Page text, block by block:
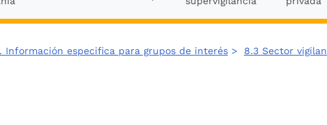
Información especifica para grupos de interés> 8.3 Sector